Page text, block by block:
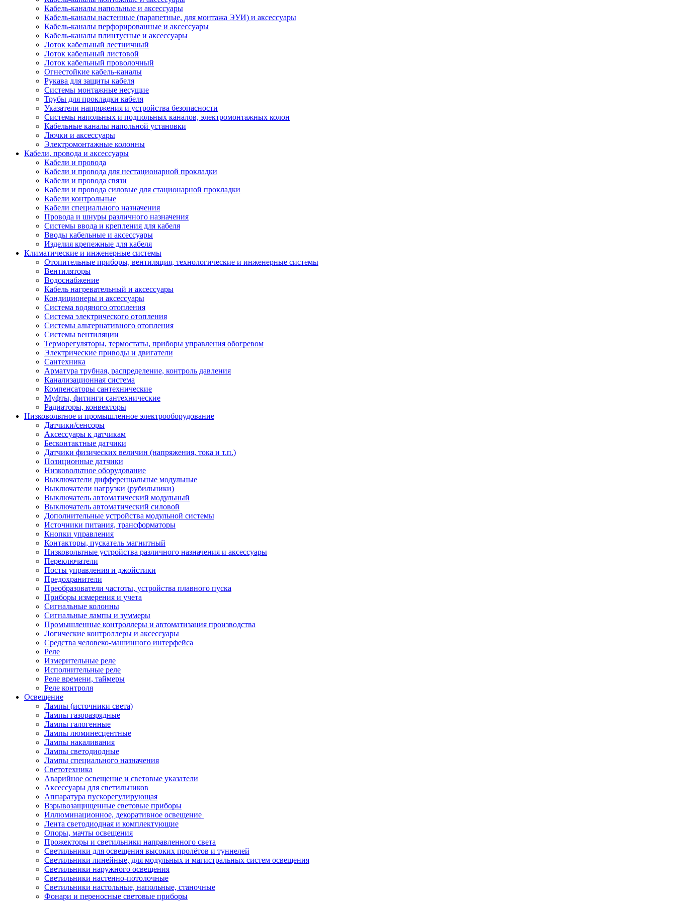
Кабель-каналы напольные и аксессуары
Кабель-каналы настенные (парапетные, для монтажа ЭУИ) и аксессуары
Кабель-каналы перфорированные и аксессуары
Кабель-каналы плинтусные и аксессуары
Лоток кабельный лестничный
Лоток кабельный листовой
Лоток кабельный проволочный
Огнестойкие кабель-каналы
Рукава для защиты кабеля
Системы монтажные несущие
Трубы для прокладки кабеля
Указатели напряжения и устройства безопасности
Системы напольных и подпольных каналов, электромонтажных колон
Кабельные каналы напольной установки
Лючки и аксессуары
Электромонтажные колонны
Кабели, провода и аксессуары
Кабели и провода
Кабели и провода для нестационарной прокладки
Кабели и провода связи
Кабели и провода силовые для стационарной прокладки
Кабели контрольные
Кабели специального назначения
Провода и шнуры различного назначения
Системы ввода и крепления для кабеля
Вводы кабельные и аксессуары
Изделия крепежные для кабеля
Климатические и инженерные системы
Отопительные приборы, вентиляция, технологические и инженерные системы
Вентиляторы
Водоснабжение
Кабель нагревательный и аксессуары
Кондиционеры и аксессуары
Система водяного отопления
Система электрического отопления
Системы альтернативного отопления
Системы вентиляции
Терморегуляторы, термостаты, приборы управления обогревом
Электрические приводы и двигатели
Сантехника
Арматура трубная, распределение, контроль давления
Канализационная система
Компенсаторы сантехнические
Муфты, фитинги сантехнические
Радиаторы, конвекторы
Низковольтное и промышленное электрооборудование
Датчики/сенсоры
Аксессуары к датчикам
Бесконтактные датчики
Датчики физических величин (напряжения, тока и т.п.)
Позиционные датчики
Низковольтное оборудование
Выключатели дифференцальные модульные
Выключатели нагрузки (рубильники)
Выключатель автоматический модульный
Выключатель автоматический силовой
Дополнительные устройства модульной системы
Источники питания, трансформаторы
Кнопки управления
Контакторы, пускатель магнитный
Низковольтные устройства различного назначения и аксессуары
Переключатели
Посты управления и джойстики
Предохранители
Преобразователи частоты, устройства плавного пуска
Приборы измерения и учета
Сигнальные колонны
Сигнальные лампы и зуммеры
Промышленные контроллеры и автоматизация производства
Логические контроллеры и аксессуары
Средства человеко-машинного интерфейса
Реле
Измерительные реле
Исполнительные реле
Реле времени, таймеры
Реле контроля
Освещение
Лампы (источники света)
Лампы газоразрядные
Лампы галогенные
Лампы люминесцентные
Лампы накаливания
Лампы светодиодные
Лампы специального назначения
Светотехника
Аварийное освещение и световые указатели
Аксессуары для светильников
Аппаратура пускорегулирующая
Взрывозащищенные световые приборы
Иллюминационное, декоративное освещение
Лента светодиодная и комплектующие
Опоры, мачты освещения
Прожекторы и светильники направленного света
Светильники для освещения высоких пролётов и туннелей
Светильники линейные, для модульных и магистральных систем освещения
Светильники наружного освещения
Светильники настенно-потолочные
Светильники настольные, напольные, станочные
Фонари и переносные световые приборы